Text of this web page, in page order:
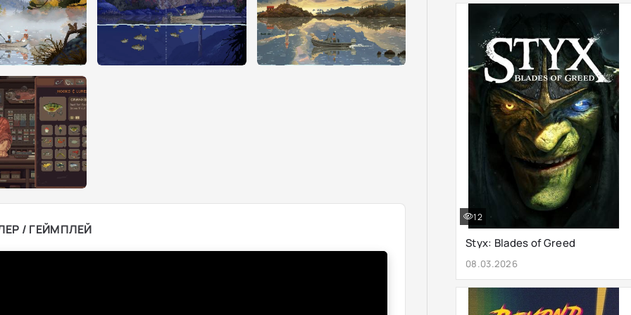
/ ГЕЙМПЛЕЙ
Styx: Blades of Greed
08.03.2026
12